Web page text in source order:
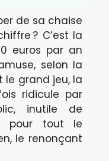
de sa chaise
? C’est la
euros par an
selon la
le grand jeu, la
ridicule par
inutile de
pour tout le
le renonçant